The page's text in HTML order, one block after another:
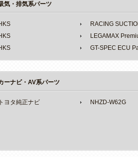
気・排気系パーツ
RACING
LEGAMAX
GT-SPEC ECU
ーナビ・AV系パーツ
トヨタ純正ナビ NHZD-W62G